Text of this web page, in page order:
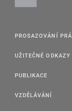
PROSAZOVÁNÍ
UŽITEČNÉ ODKAZY
PUBLIKACE
VZDĚLÁVÁNÍ